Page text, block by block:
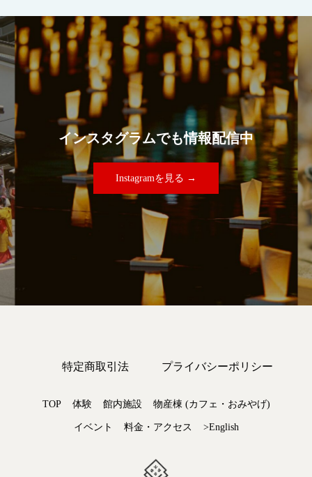
インスタグラムでも情報配信中
Instagramを見る →
特定商取引法 プライバシーポリシー
TOP 体験 館内施設 物産棟 (カフェ・おみやげ)
イベント 料金・アクセス >English